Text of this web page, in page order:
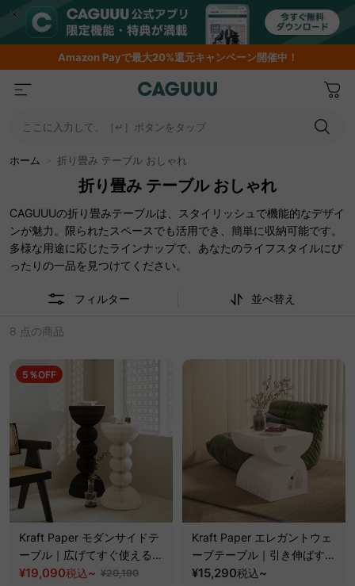
AmazonPayで最大20%還元キャンペーン開催中！
ここに入力して、［↵］ボタンをタップ
ホーム 折り畳み テーブル おしゃれ
折り畳み テーブル おしゃれ
CAGUUUの折り畳みテーブルは、スタイリッシュで機能的なデザイ
ンが魅力。限られたスペースでも活用でき、簡単に収納可能です。
多様な用途に応じたラインナップで、あなたのライフスタイルにぴ
ったりの一品を見つけてください。
フィルター 並べ替え
8 点の商品
5％OFF
Kraft Paper モダンサイドテ
ーブル｜広げてすぐ使えるア
ートデザインで空間のアクセ
¥19,090税込~ ¥20,190
Kraft Paper エレガントウェ
ーブテーブル｜引き伸ばすだ
けですぐに使える上品な折り
¥15,290税込~